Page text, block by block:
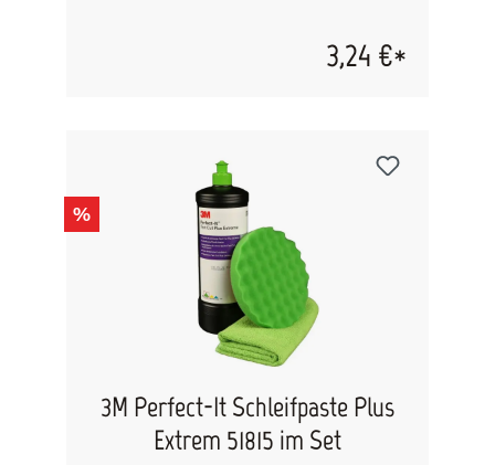
3,24 €*
%
3M Perfect-It Schleifpaste Plus
Extrem 51815 im Set